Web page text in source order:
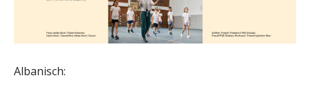
Albanisch: